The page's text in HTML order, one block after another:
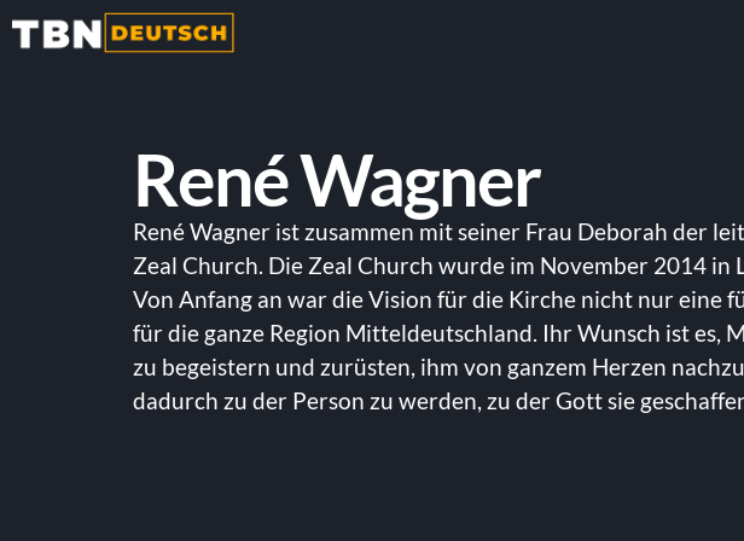
René Wagner
René Wagner ist zusammen mit seiner Frau Deborah der
Zeal Church. Die Zeal Church wurde im November 2014 in
Von Anfang an war die Vision für die Kirche nicht nur eine
für die ganze Region Mitteldeutschland. Ihr Wunsch ist es,
zu begeistern und zurüsten, ihm von ganzem Herzen
dadurch zu der Person zu werden, zu der Gott sie